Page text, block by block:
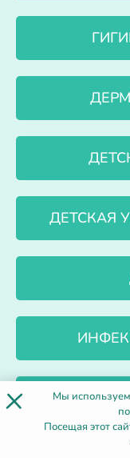
ДЕТСКАЯ
× Мы используем
Посещая этот